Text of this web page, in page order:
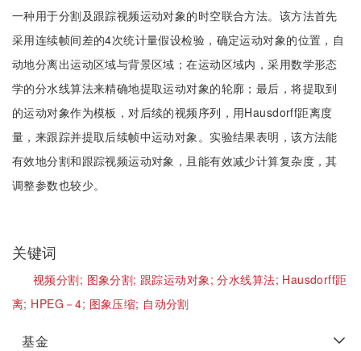
一种用于分割及跟踪视频运动对象的时空联合方法。该方法首先
采用连续帧间差的4次统计量假设检验，确定运动对象的位置，自
动地分离出运动区域与背景区域；在运动区域内，采用数学形态
学的分水线算法来精确地提取运动对象的轮廓；最后，将提取到
的运动对象作为模板，对后续的视频序列，用Hausdorff距离度
量，来跟踪并提取后续帧中运动对象。实验结果表明，该方法能
有效地分割和跟踪视频运动对象，且能有效减少计算复杂度，其
调整参数也较少。
关键词
视频分割; 图象分割; 跟踪运动对象;分水线算法; Hausdorff距
离; HPEG－4; 图象压缩; 自动分割
基金